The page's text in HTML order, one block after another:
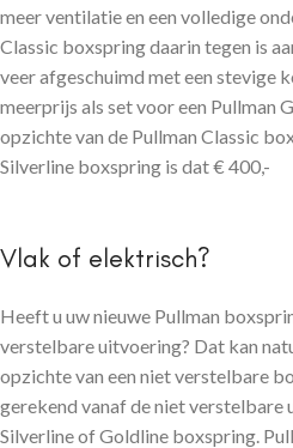
meer ventilatie en een volledige
Classic boxspring daarin tegen is
veer afgeschuimd met een stevige
meerprijs als set voor een Pullman
opzichte van de Pullman Classic
Silverline boxspring is dat € 400,-
Vlak of elektrisch?
Heeft u uw nieuwe Pullman
verstelbare uitvoering? Dat kan
opzichte van een niet verstelbare
gerekend vanaf de niet verstelbare
Silverline of Goldline boxspring.